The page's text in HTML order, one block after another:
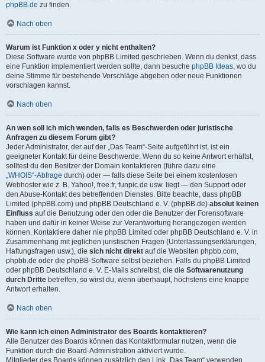
phpBB.de zu finden.
Nach oben
Warum ist Funktion x oder y nicht enthalten?
Diese Software wurde von phpBB Limited geschrieben. Wenn du denkst, dass
eine Funktion implementiert werden sollte, dann besuche phpBB Ideas, wo du
deine Stimme für bestehende Vorschläge abgeben oder neue Funktionen
vorschlagen kannst.
Nach oben
An wen soll ich mich wenden, falls es Beschwerden oder juristische
Anfragen zu diesem Forum gibt?
Jeder Administrator, der auf der „Das Team“-Seite aufgeführt ist, ist ein
geeigneter Kontakt für deine Beschwerde. Wenn du so keine Antwort erhältst,
solltest du den Besitzer der Domain kontaktieren (führe dazu eine
„WHOIS“-Abfrage durch) oder — falls diese Seite bei einem kostenlosen
Webhoster wie z. B. Yahoo!, free.fr, funpic.de usw. liegt — den Support oder
den Abuse-Kontakt des betreffenden Dienstes. Bitte beachte, dass phpBB
Limited (phpBB.com) und phpBB Deutschland e. V. (phpBB.de) absolut keinen
Einfluss auf die Benutzung oder den oder die Benutzer der Forensoftware
haben und dafür in keiner Weise zur Verantwortung herangezogen werden
können. Kontaktiere daher nie phpBB Limited oder phpBB Deutschland e. V. in
Zusammenhang mit jeglichen juristischen Fragen (Unterlassungserklärungen,
Haftungsfragen usw.), die sich nicht direkt auf die Websiten phpbb.com,
phpbb.de oder die phpBB-Software selbst beziehen. Falls du phpBB Limited
oder phpBB Deutschland e. V. E-Mails schreibst, die die Softwarenutzung
durch Dritte betreffen, so wirst du, wenn überhaupt, höchstens eine knappe
Antwort erhalten.
Nach oben
Wie kann ich einen Administrator des Boards kontaktieren?
Alle Benutzer des Boards können das Kontaktformular nutzen, wenn die
Funktion durch die Board-Administration aktiviert wurde.
Mitglieder des Boards können zusätzlich den Link „Das Team“ verwenden.